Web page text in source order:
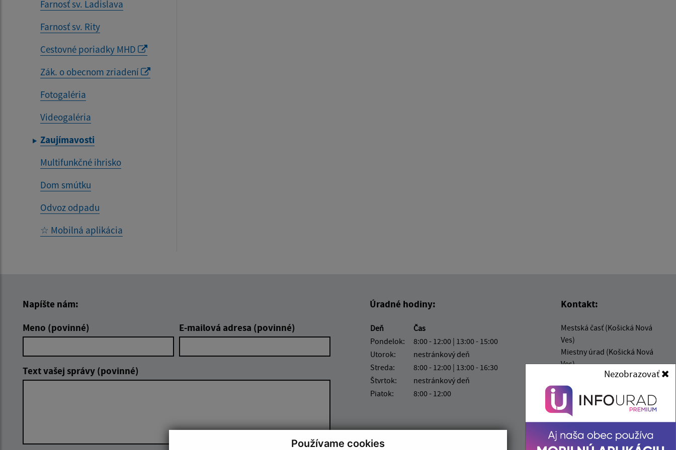
Používame cookies
Farnosť sv. Ladislava
Farnosť sv. Rity
Cestovné poriadky MHD
Zák. o obecnom zriadení
Fotogaléria
Videogaléria
Zaujímavosti
Multifunkčné ihrisko
Dom smútku
Odvoz odpadu
☆ Mobilná aplikácia
Napíšte nám:
Meno (povinné)
E-mailová adresa (povinné)
Text vašej správy (povinné)
Úradné hodiny:
Deň
Čas
Pondelok:
8:00 - 12:00 | 13:00 - 15:00
Utorok:
nestránkový deň
Streda:
8:00 - 12:00 | 13:00 - 16:30
Štvrtok:
nestránkový deň
Piatok:
8:00 - 12:00
Kontakt:
Mestská časť (Košická Nová
Ves)
Miestny úrad (Košická Nová
Ves)
040 14 Košice
info@kosickanovaves.sk
+421 55 333 73 10
IČO: 00 690 996
Nezobrazovať